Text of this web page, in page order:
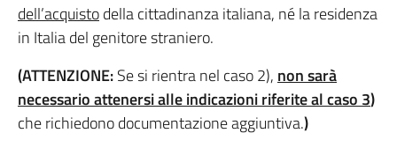
dell’acquistodella cittadinanza italiana, né la residenza
in Italia del genitore straniero.
(ATTENZIONE:Se si rientra nel caso 2), non sarà
necessario attenersi alle indicazioni riferite al caso 3)
che richiedono documentazione aggiuntiva.)